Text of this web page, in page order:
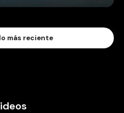
más reciente